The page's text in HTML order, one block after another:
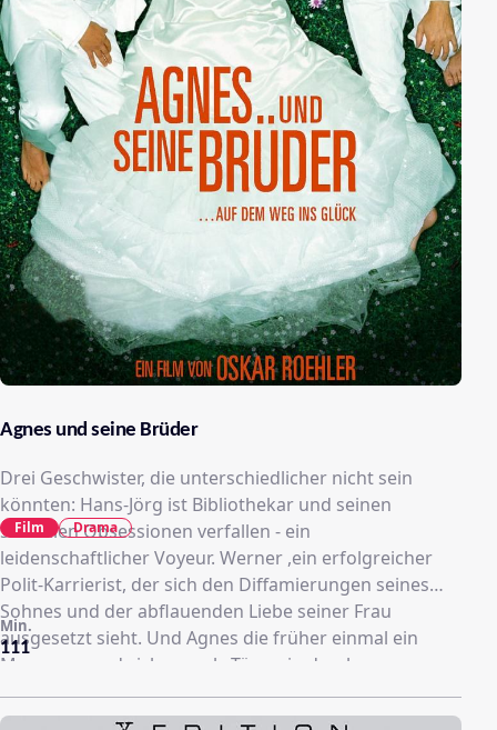
Agnes und seine Brüder
Drei Geschwister, die unterschiedlicher nicht sein
könnten: Hans-Jörg ist Bibliothekar und seinen
sexuellen Obsessionen verfallen - ein
leidenschaftlicher Voyeur. Werner ,ein erfolgreicher
Polit-Karrierist, der sich den Diffamierungen seines
Sohnes und der abflauenden Liebe seiner Frau
ausgesetzt sieht. Und Agnes die früher einmal ein
Mann war und sich nun als Tänzerin durchs
Nachtleben treiben lässt. Sie alle verbindet die
Hassliebe auf den Mann, der ihr Leben entscheidend
111
Min.
Film Drama